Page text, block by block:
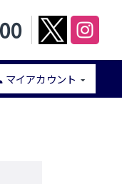
マイアカウント